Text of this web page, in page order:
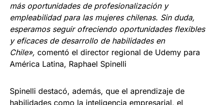
más oportunidades de profesionalización y
empleabilidad para las mujeres chilenas. Sin duda,
esperamos seguir ofreciendo oportunidades flexibles
y eficaces de desarrollo de habilidades en
Chile», comentó el director regional de Udemy para
América Latina, Raphael Spinelli
Spinelli destacó, además, que el aprendizaje de
habilidades como la inteligencia empresarial, el